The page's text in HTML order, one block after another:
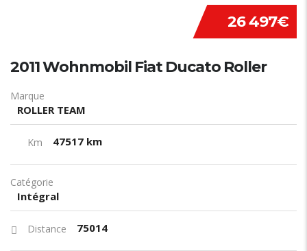
26 497€
2011 Wohnmobil Fiat Ducato Roller
Marque
ROLLER TEAM
Km 47517 km
Catégorie
Intégral
Distance 75014